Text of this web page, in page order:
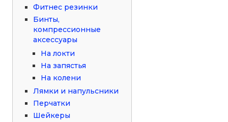
Фитнес резинки
Бинты,
компрессионные
аксессуары
На локти
На запястья
На колени
Лямки и напульсники
Перчатки
Шейкеры